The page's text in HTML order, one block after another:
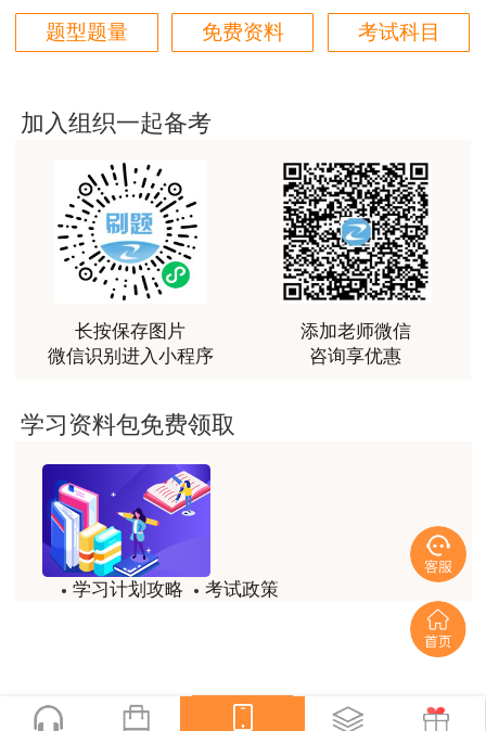
收到本次报名审核不适用告知承诺制的提示，需在
自治区资格审核时限内到报名地区人事考试机构办
（五）通过网上审核人员考前不再进行现场审
核的考生需携带报名表、工作证明及本人的毕业证
原件和符合免试的相关证件，需在自治区资格审核
时限内到报名地区人事考试机构进行现场人工审
只能在现工作地或户籍所在地报名参加考试。
平台新注册的报考人员须采用近期彩色标准1寸半
身免冠正面证件照（尺寸为2.5cm×3.5cm,像素
295px×413px）,照片底色背景为白色。对于2019
年之前在报名服务平台注册的老考生，原则上不进
行照片更换。报名照片将用于准考证、考场座次
表、证书和证书查询认证系统。
（八）打印准考证时间为2021年10月26日—
10月29日，报考人员可登录报名网站下载打印准
三、考试时间
平台历史购买的课程，老师讲的多非常好
老师讲的很细致很认真，课件准备充分也非常有耐
用户m0****88
最棒的预习课
用户m2****66
越听越觉得好
用户m2****66
非常非常非常非常棒！！!！
用户m2****66
非常非常非常非常棒！！!！
土建计量这门课我听了门金瑞和孙琦两位老师的课
试，非常感谢两位老师的课程。
题型题量 免费资料 考试科目
加入组织一起备考
长按保存图片
微信识别进入小程序
添加老师微信
咨询享优惠
学习资料包免费领取
学习计划攻略
考试政策